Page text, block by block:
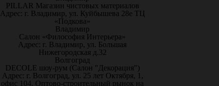
PILLAR Магазин чистовых материалов
Адрес: г. Владимир, ул. Куйбышева 28е ТЦ
«Подкова»
Владимир
Салон «Философия Интерьера»
Адрес: г. Владимир, ул. Большая
Нижегородская д.32
Волгоград
DECOLE шоу-рум (Салон "Декорация")
Адрес: г. Волгоград, ул. 25 лет Октября, 1,
офис 104. Оптово-строительный рынок на